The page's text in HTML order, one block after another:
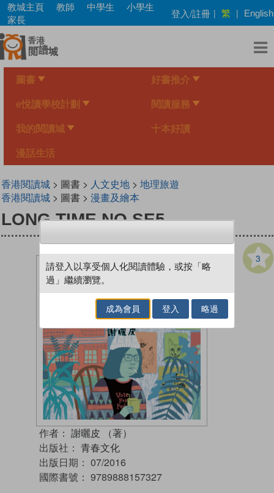
Skip
main
content
教城主頁 教師 中學生
小學生
家長
登入/註冊 | 繁 | English
圖書 好書推介
e悅讀學校計劃 閱讀服務
我的閱讀城 十本好讀
漫話生活
香港閱讀城> 圖書 > 人文史地> 地理旅遊
香港閱讀城> 圖書 > 漫畫及繪本
LONG TIME NO SE5
3
作者： 謝曬皮 （著）
出版社： 青春文化
出版日期： 07/2016
國際書號： 9789888157327
請登入以享受個人化閱讀體驗，或按「略
過」繼續瀏覽。
成為會員 登入 略過